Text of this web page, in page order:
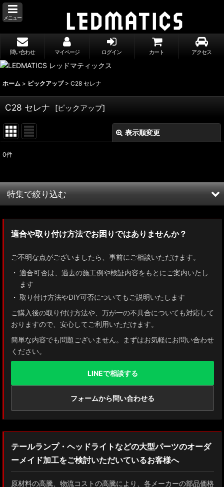
メニュー
問い合わせ マイページ ログイン カート アクセス
ホーム > ピックアップ > C28 セレナ
C28 セレナ [ピックアップ]
表示順変更
並び順:
0件
特集で絞り込む
ZN8 GR86
GUN125 ハイラックス
AXUH80/85 MXUA80/85 ハリアー
ZSU60 ハリアー
MXAA54 AXAH54/52 RAV4
GDJ150W/151 WTRJ150 ランドクルーザー プラド
ZVG11/ZSG10 カローラクロス
GXPA16 MXPA12 GRヤリス
MXPH10/MXPA10/MXBA10/KSP210 ヤリス
適合や取り付け方法でお困りではありませんか？
ご不明な点がございましたら、事前にご相談いただけます。
適合可否は、過去の施工例や検証内容をもとにご案内いたし
ます
取り付け方法やDIY可否についてもご説明いたします
ご購入後の取り付け方法や、万が一の不具合についても対応して
おりますので、安心してご利用いただけます。
簡単な内容でも問題ございません。まずはお気軽にお問い合わせ
ください。
LINEで相談する
フォームから問い合わせる
テールランプ・ヘッドライトなどの大型パーツのオーダ
ーメイド加工をご検討いただいているお客様へ
原材料の高騰、物流コストの高騰により、各メーカーの部品価格